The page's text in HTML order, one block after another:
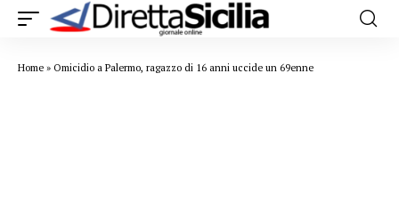
Home » Omicidio a Palermo, ragazzo di 16 anni uccide un 69enne